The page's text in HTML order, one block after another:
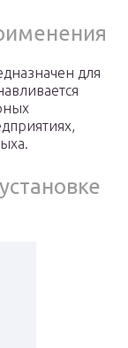
для